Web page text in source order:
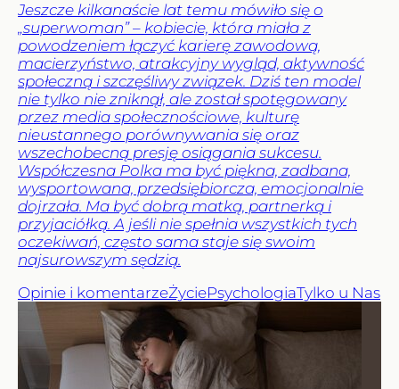
Jeszcze kilkanaście lat temu mówiło się o
„superwoman” – kobiecie, która miała z
powodzeniem łączyć karierę zawodową,
macierzyństwo, atrakcyjny wygląd, aktywność
społeczną i szczęśliwy związek. Dziś ten model
nie tylko nie zniknął, ale został spotęgowany
przez media społecznościowe, kulturę
nieustannego porównywania się oraz
wszechobecną presję osiągania sukcesu.
Współczesna Polka ma być piękna, zadbana,
wysportowana, przedsiębiorcza, emocjonalnie
dojrzała. Ma być dobrą matką, partnerką i
przyjaciółką. A jeśli nie spełnia wszystkich tych
oczekiwań, często sama staje się swoim
najsurowszym sędzią.
Opinie i komentarzeŻyciePsychologiaTylko u Nas